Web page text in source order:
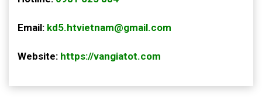
Email: kd5.htvietnam@gmail.com
Website: https://vangiatot.com